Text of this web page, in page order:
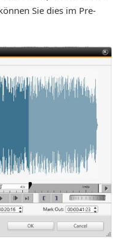
Sie dies im Pre-